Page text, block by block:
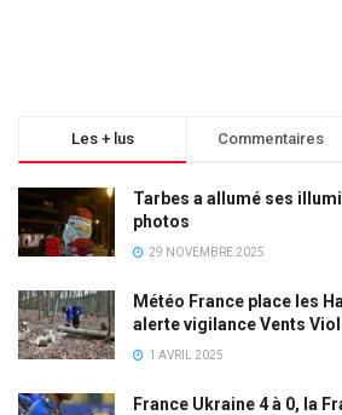
Les + lus Commentaires
Tarbes a allumé ses
photos
29 NOVEMBRE 2025
Météo France place les
alerte vigilance Vents
1 AVRIL 2025
France Ukraine 4 à 0, la